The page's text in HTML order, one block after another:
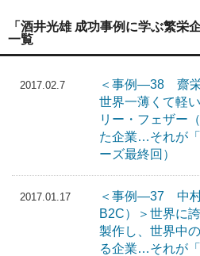
「酒井光雄 成功事例に学ぶ繁栄
一覧
2017.02.7
＜事例―38 齋栄
世界一薄くて軽
リー・フェザー
た企業…それが
ーズ最終回）
2017.01.17
＜事例―37 中村
B2C）＞世界に
製作し、世界中
る企業…それが